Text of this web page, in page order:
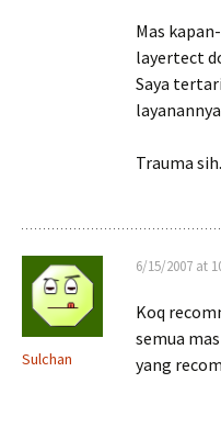
Mas
layertect
Saya
Trauma
Sulchan
6/15/2007 at
Koq
semua
yang